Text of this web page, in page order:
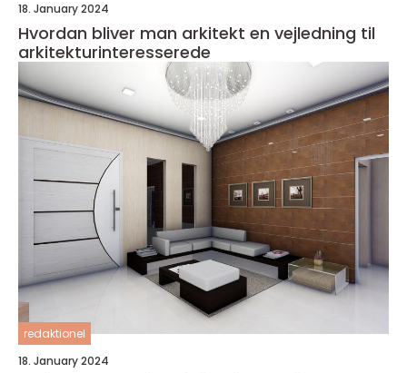
18. January 2024
Hvordan bliver man arkitekt en vejledning til
arkitekturinteresserede
redaktionel
18. January 2024